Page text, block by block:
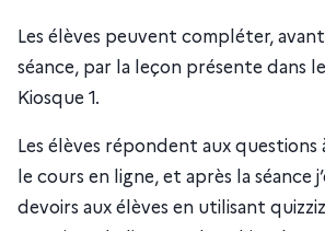
Les élèves peuvent compléter,
séance, par la leçon présente dans
Kiosque 1.
Les élèves répondent aux questions
le cours en ligne, et après la séance
devoirs aux élèves en utilisant